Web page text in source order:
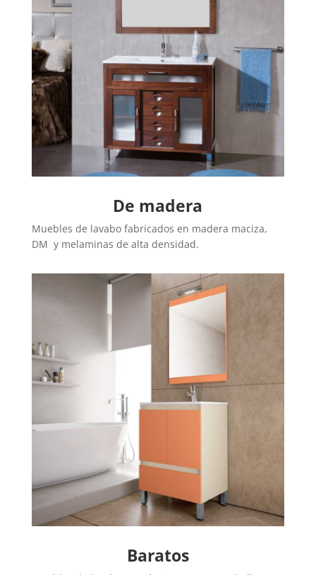
De madera
Muebles de lavabo fabricados en madera maciza,
DM y melaminas de alta densidad.
Baratos